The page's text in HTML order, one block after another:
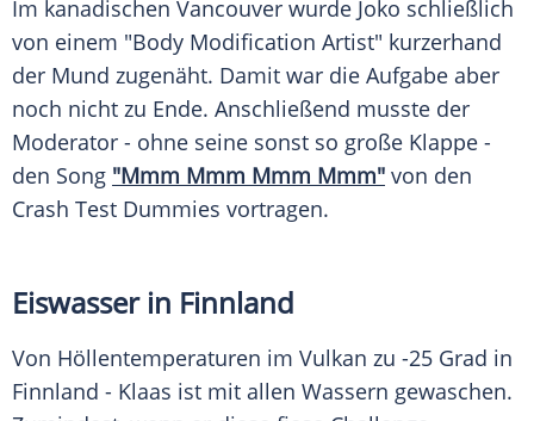
Im kanadischen Vancouver wurde Joko schließlich
von einem "Body Modification Artist" kurzerhand
der Mund zugenäht. Damit war die Aufgabe aber
noch nicht zu Ende. Anschließend musste der
Moderator - ohne seine sonst so große Klappe -
den Song "Mmm Mmm Mmm Mmm" von den
Crash Test Dummies vortragen.
Eiswasser in Finnland
Von Höllentemperaturen im Vulkan zu -25 Grad in
Finnland - Klaas ist mit allen Wassern gewaschen.